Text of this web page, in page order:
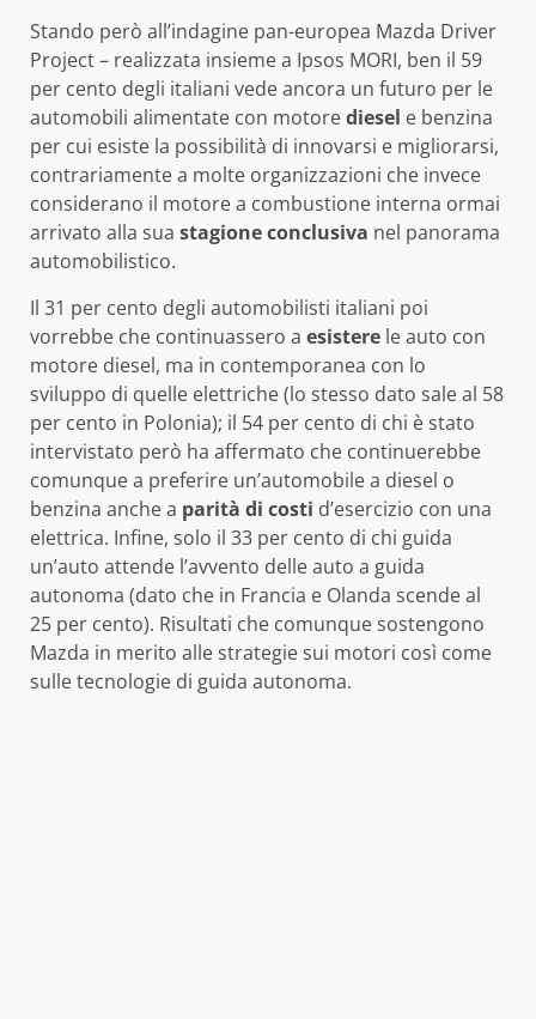
Stando però all’indagine pan-europea Mazda Driver
Project – realizzata insieme a Ipsos MORI, ben il 59
per cento degli italiani vede ancora un futuro per le
automobili alimentate con motorediesel e benzina
per cui esiste la possibilità di innovarsi e migliorarsi,
contrariamente a molte organizzazioni che invece
considerano il motore a combustione interna ormai
arrivato alla sua stagione conclusiva nel panorama
automobilistico.
Il 31 per cento degli automobilisti italiani poi
vorrebbe che continuassero a esistere le auto con
motore diesel, ma in contemporanea con lo
sviluppo di quelle elettriche (lo stesso dato sale al 58
per cento in Polonia); il 54 per cento di chi è stato
intervistato però ha affermato che continuerebbe
comunque a preferire un’automobile a diesel o
benzina anche a parità di costi d’esercizio con una
elettrica. Infine, solo il 33 per cento di chi guida
un’auto attende l’avvento delle auto a guida
autonoma (dato che in Francia e Olanda scende al
25 per cento). Risultati che comunque sostengono
Mazda in merito alle strategie sui motori così come
sulle tecnologie di guida autonoma.